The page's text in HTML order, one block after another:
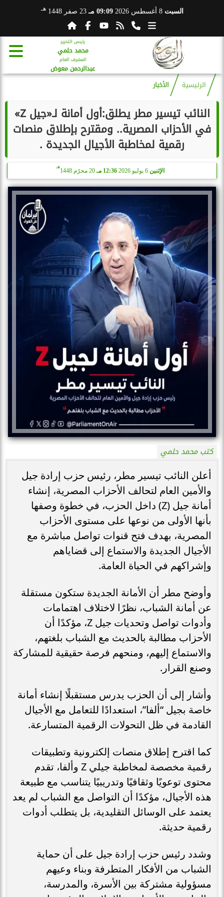
السبت 8 أغسطس 2026 09:09 مـ 23 صفر 1448 هـ
رئيس التحرير
محمد حلمي
المشرف العام
عبدالرحمن معوض
الرئيسية الأخبار
النائب تيسير مطر يطلق:أول أمانة لـ«جيل Z»
في الأحزاب المصرية.. ومقترح بإطلاق منصات
رقمية لمخاطبة الأجيال الجديدة .
الإثنين 6 يوليو 2026 12:36 مـ 20 محرّم 1448
هـ
كتب محمد حلمي
أعلن النائب تيسير مطر، رئيس حزب إرادة جيل
والأمين العام لتحالف الأحزاب المصرية، إنشاء
أمانة جيل (Z) داخل الحزب، في خطوة وصفها
بأنها الأولى من نوعها على مستوى الأحزاب
المصرية، بهدف فتح قنوات تواصل مباشرة مع
الأجيال الجديدة والاستماع إلى قضاياهم
وإشراكهم في الحياة العامة.
وأوضح مطر أن الأمانة الجديدة ستكون مستقلة
عن أمانة الشباب، نظرًا لاختلاف اهتمامات
وأدوات تواصل وتحديات جيل Z، مؤكدًا أن
الأحزاب مطالبة بالحديث مع الشباب بلغتهم،
والاستماع إليهم، ومنحهم فرصة حقيقية للمشاركة
وصنع القرار.
وأشار إلى أن الحزب يدرس مستقبلًا إنشاء أمانة
خاصة بجيل “ألفا”، استعدادًا للتعامل مع الأجيال
القادمة في ظل التحولات الرقمية المتسارعة.
كما اقترح إطلاق منصات إلكترونية وتطبيقات
رقمية مخصصة لمخاطبة جيلي Z وألفا، تقدم
محتوى توعويًا وثقافيًا وتدريبيًا يتناسب مع طبيعة
هذه الأجيال، مؤكدًا أن التواصل مع الشباب لم يعد
يعتمد على الوسائل التقليدية، بل يتطلب أدوات
رقمية حديثة.
وشدد رئيس حزب إرادة جيل على أن حماية
الشباب من الأفكار المتطرفة وبناء وعيهم
مسؤولية مشتركة بين الأسرة، والمدرسة،